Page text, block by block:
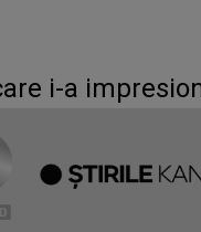
i-a